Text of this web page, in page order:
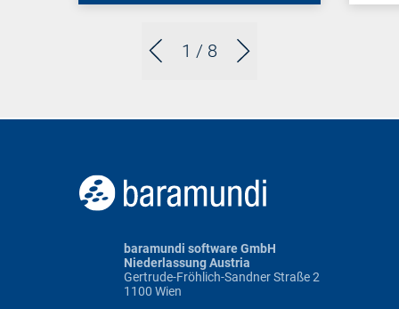
1 / 8
baramundi software GmbH
Niederlassung Austria
Gertrude-Fröhlich-Sandner Straße 2
1100 Wien